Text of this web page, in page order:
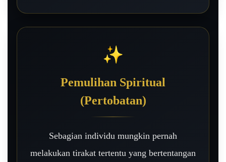
✨
Pemulihan Spiritual
(Pertobatan)
Sebagian individu mungkin pernah
melakukan tirakat tertentu yang bertentangan